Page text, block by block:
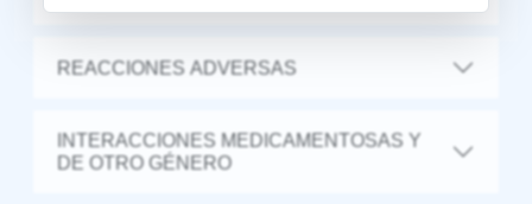
REACCIONES ADVERSAS
INTERACCIONES MEDICAMENTOSAS Y
DE OTRO GÉNERO